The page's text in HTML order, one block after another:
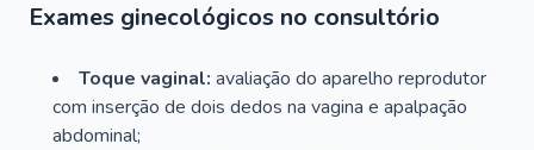
Exames ginecológicos no consultório
Toque vaginal: avaliação do aparelho reprodutor
com inserção de dois dedos na vagina e apalpação
abdominal;